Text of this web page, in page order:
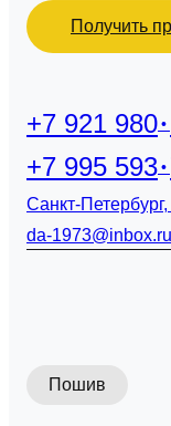
Получить
+7 921 980
+7 995 593
Санкт-
da-1973@inbox.ru
Пошив